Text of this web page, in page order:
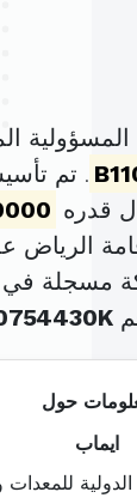
مسجلة
حول
ايماب
للمعدات